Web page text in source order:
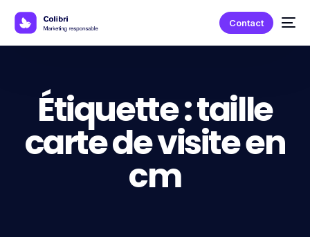
Contact
Étiquette :taille
carte de visite en
cm